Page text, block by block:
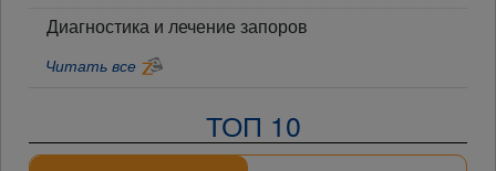
Диагностика и лечение запоров
Читать все
ТОП 10